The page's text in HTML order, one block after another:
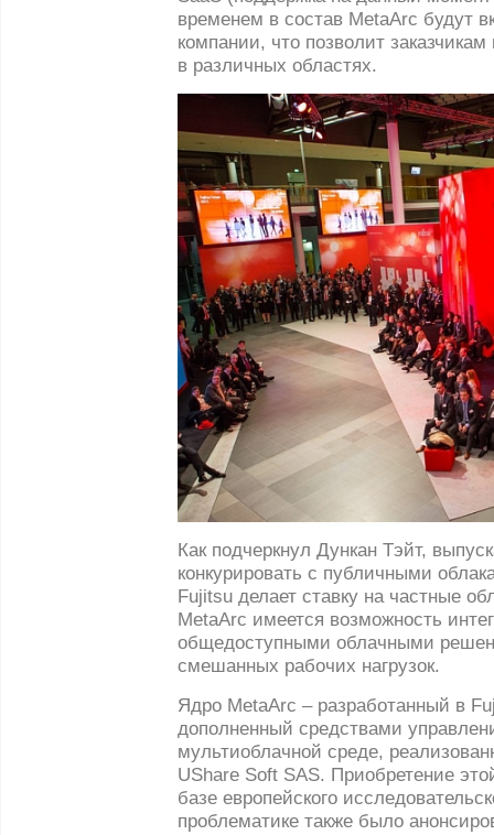
временем в состав MetaArc будут
компании, что позволит
в различных областях.
Как подчеркнул Дункан Тэйт,
конкурировать с публичными
Fujitsu делает ставку на частные
MetaArc имеется возможность
общедоступными облачными
смешанных рабочих нагрузок.
Ядро MetaArc – разработанный в
дополненный средствами
мультиоблачной среде,
UShare Soft SAS. Приобретение
базе европейского
проблематике также было